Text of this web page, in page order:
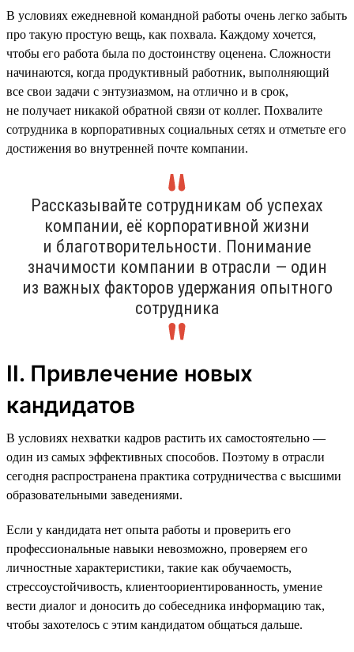
В условиях ежедневной командной работы очень легко забыть
про такую простую вещь, как похвала. Каждому хочется,
чтобы его работа была по достоинству оценена. Сложности
начинаются, когда продуктивный работник, выполняющий
все свои задачи с энтузиазмом, на отлично и в срок,
не получает никакой обратной связи от коллег. Похвалите
сотрудника в корпоративных социальных сетях и отметьте его
достижения во внутренней почте компании.
Рассказывайте сотрудникам об успехах
компании, её корпоративной жизни
и благотворительности. Понимание
значимости компании в отрасли — один
из важных факторов удержания опытного
сотрудника
II. Привлечение новых
кандидатов
В условиях нехватки кадров растить их самостоятельно —
один из самых эффективных способов. Поэтому в отрасли
сегодня распространена практика сотрудничества с высшими
образовательными заведениями.
Если у кандидата нет опыта работы и проверить его
профессиональные навыки невозможно, проверяем его
личностные характеристики, такие как обучаемость,
стрессоустойчивость, клиентоориентированность, умение
вести диалог и доносить до собеседника информацию так,
чтобы захотелось с этим кандидатом общаться дальше.